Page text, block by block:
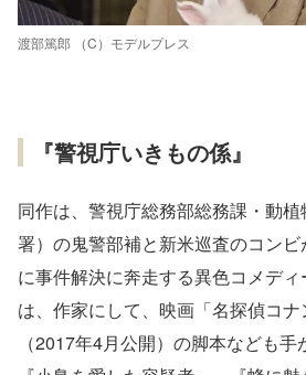
渡部篤郎 （C）モデルプレス
『警視庁いきもの係』
同作は、警視庁総務部総務課・動
署）の鬼警部補と新米巡査のコン
に事件解決に奔走する異色コメデ
は、作家にして、映画「名探偵コナ
（2017年4月公開）の脚本なども